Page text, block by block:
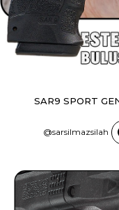
SAR9 SPORT
@sarsilmazsilah